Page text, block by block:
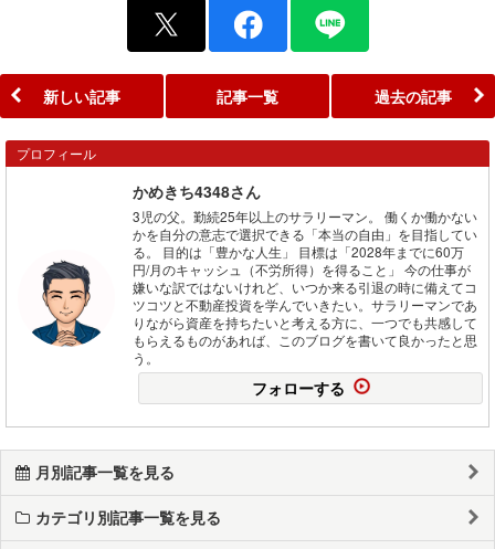
新しい記事 記事一覧 過去の記事
プロフィール
かめきち4348さん
3児の父。勤続25年以上のサラリーマン。 働くか働かない
かを自分の意志で選択できる「本当の自由」を目指してい
る。 目的は「豊かな人生」 目標は「2028年までに60万
円/月のキャッシュ（不労所得）を得ること」 今の仕事が
嫌いな訳ではないけれど、いつか来る引退の時に備えてコ
ツコツと不動産投資を学んでいきたい。サラリーマンであ
りながら資産を持ちたいと考える方に、一つでも共感して
もらえるものがあれば、このブログを書いて良かったと思
う。
フォローする
月別記事一覧を見る
カテゴリ別記事一覧を見る